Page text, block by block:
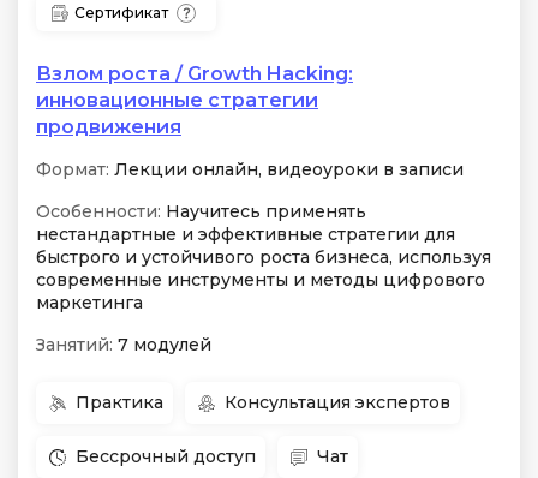
Сертификат
Взлом роста / Growth Hacking:
инновационные стратегии
продвижения
Формат: Лекции онлайн, видеоуроки в записи
Особенности: Научитесь применять
нестандартные и эффективные стратегии для
быстрого и устойчивого роста бизнеса, используя
современные инструменты и методы цифрового
маркетинга
Занятий: 7 модулей
Практика Консультация экспертов
Бессрочный доступ Чат